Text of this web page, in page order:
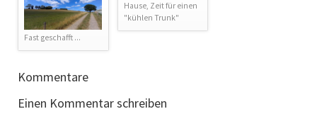
Fast geschafft ...
Hause, Zeit für einen
"kühlen Trunk"
Kommentare
Einen Kommentar schreiben